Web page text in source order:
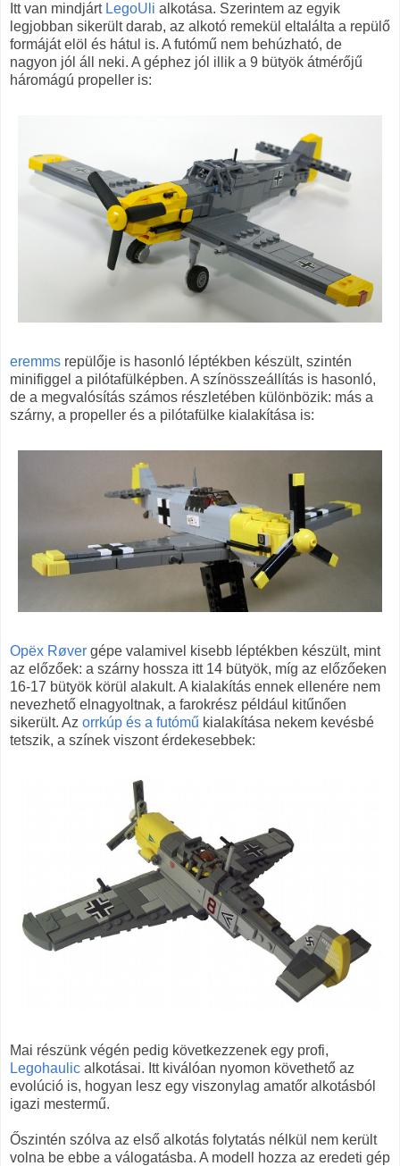
Itt van mindjárt LegoUli alkotása. Szerintem az egyik
legjobban sikerült darab, az alkotó remekül eltalálta a repülő
formáját elöl és hátul is. A futómű nem behúzható, de
nagyon jól áll neki. A géphez jól illik a 9 bütyök átmérőjű
háromágú propeller is:
eremms repülője is hasonló léptékben készült, szintén
minifiggel a pilótafülképben. A színösszeállítás is hasonló,
de a megvalósítás számos részletében különbözik: más a
szárny, a propeller és a pilótafülke kialakítása is:
Opëx Røver gépe valamivel kisebb léptékben készült, mint
az előzőek: a szárny hossza itt 14 bütyök, míg az előzőeken
16-17 bütyök körül alakult. A kialakítás ennek ellenére nem
nevezhető elnagyoltnak, a farokrész például kitűnően
sikerült. Az orrkúp és a futómű kialakítása nekem kevésbé
tetszik, a színek viszont érdekesebbek:
Mai részünk végén pedig következzenek egy profi,
Legohaulic alkotásai. Itt kiválóan nyomon követhető az
evolúció is, hogyan lesz egy viszonylag amatőr alkotásból
igazi mestermű.
Őszintén szólva az első alkotás folytatás nélkül nem került
volna be ebbe a válogatásba. A modell hozza az eredeti gép